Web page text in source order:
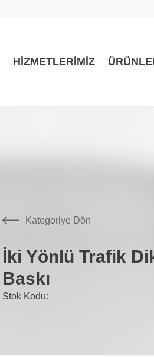
HİZMETLERİMİZ
Kategoriye Dön
İki Yönlü Trafik
Baskı
Stok Kodu: